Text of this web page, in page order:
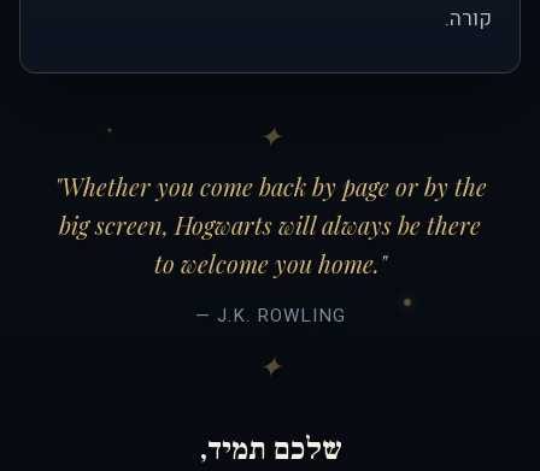
קורה.
"Whether you come back by page or by the
big screen, Hogwarts will always be there
to welcome you home."
— J.K. ROWLING
שלכם תמיד,